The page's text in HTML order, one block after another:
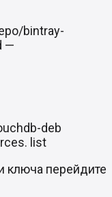
bintray-
—
deb
list
ключа перейдите